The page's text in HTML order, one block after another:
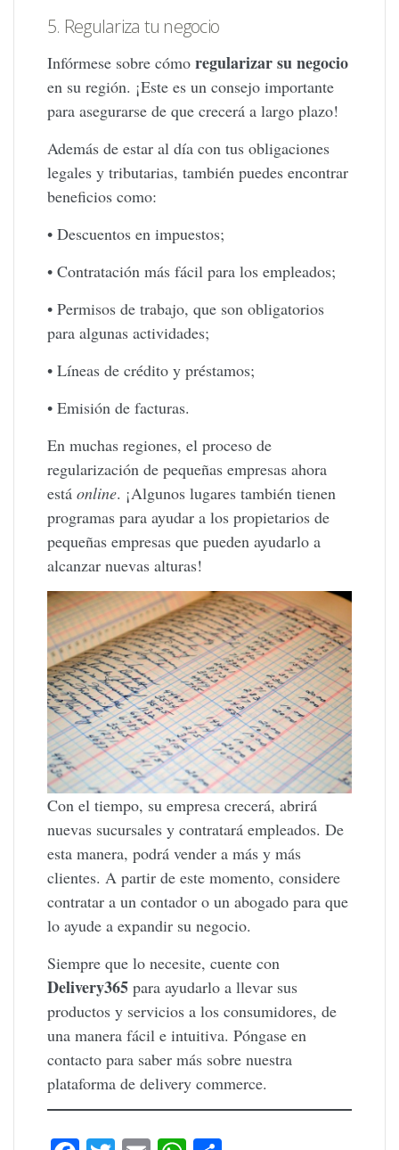
5. Regulariza tu negocio
Infórmese sobre cómoregularizar su negocio
en su región. ¡Este es un consejo importante
para asegurarse de que crecerá a largo plazo!
Además de estar al día con tus obligaciones
legales y tributarias, también puedes encontrar
beneficios como:
• Descuentos en impuestos;
• Contratación más fácil para los empleados;
• Permisos de trabajo, que son obligatorios
para algunas actividades;
• Líneas de crédito y préstamos;
• Emisión de facturas.
En muchas regiones, el proceso de
regularización de pequeñas empresas ahora
estáonline. ¡Algunos lugares también tienen
programas para ayudar a los propietarios de
pequeñas empresas que pueden ayudarlo a
alcanzar nuevas alturas!
Con el tiempo, su empresa crecerá, abrirá
nuevas sucursales y contratará empleados. De
esta manera, podrá vender a más y más
clientes. A partir de este momento, considere
contratar a un contador o un abogado para que
lo ayude a expandir su negocio.
Siempre que lo necesite, cuente con
Delivery365 para ayudarlo a llevar sus
productos y servicios a los consumidores, de
una manera fácil e intuitiva. Póngase en
contacto para saber más sobre nuestra
plataforma de delivery commerce.